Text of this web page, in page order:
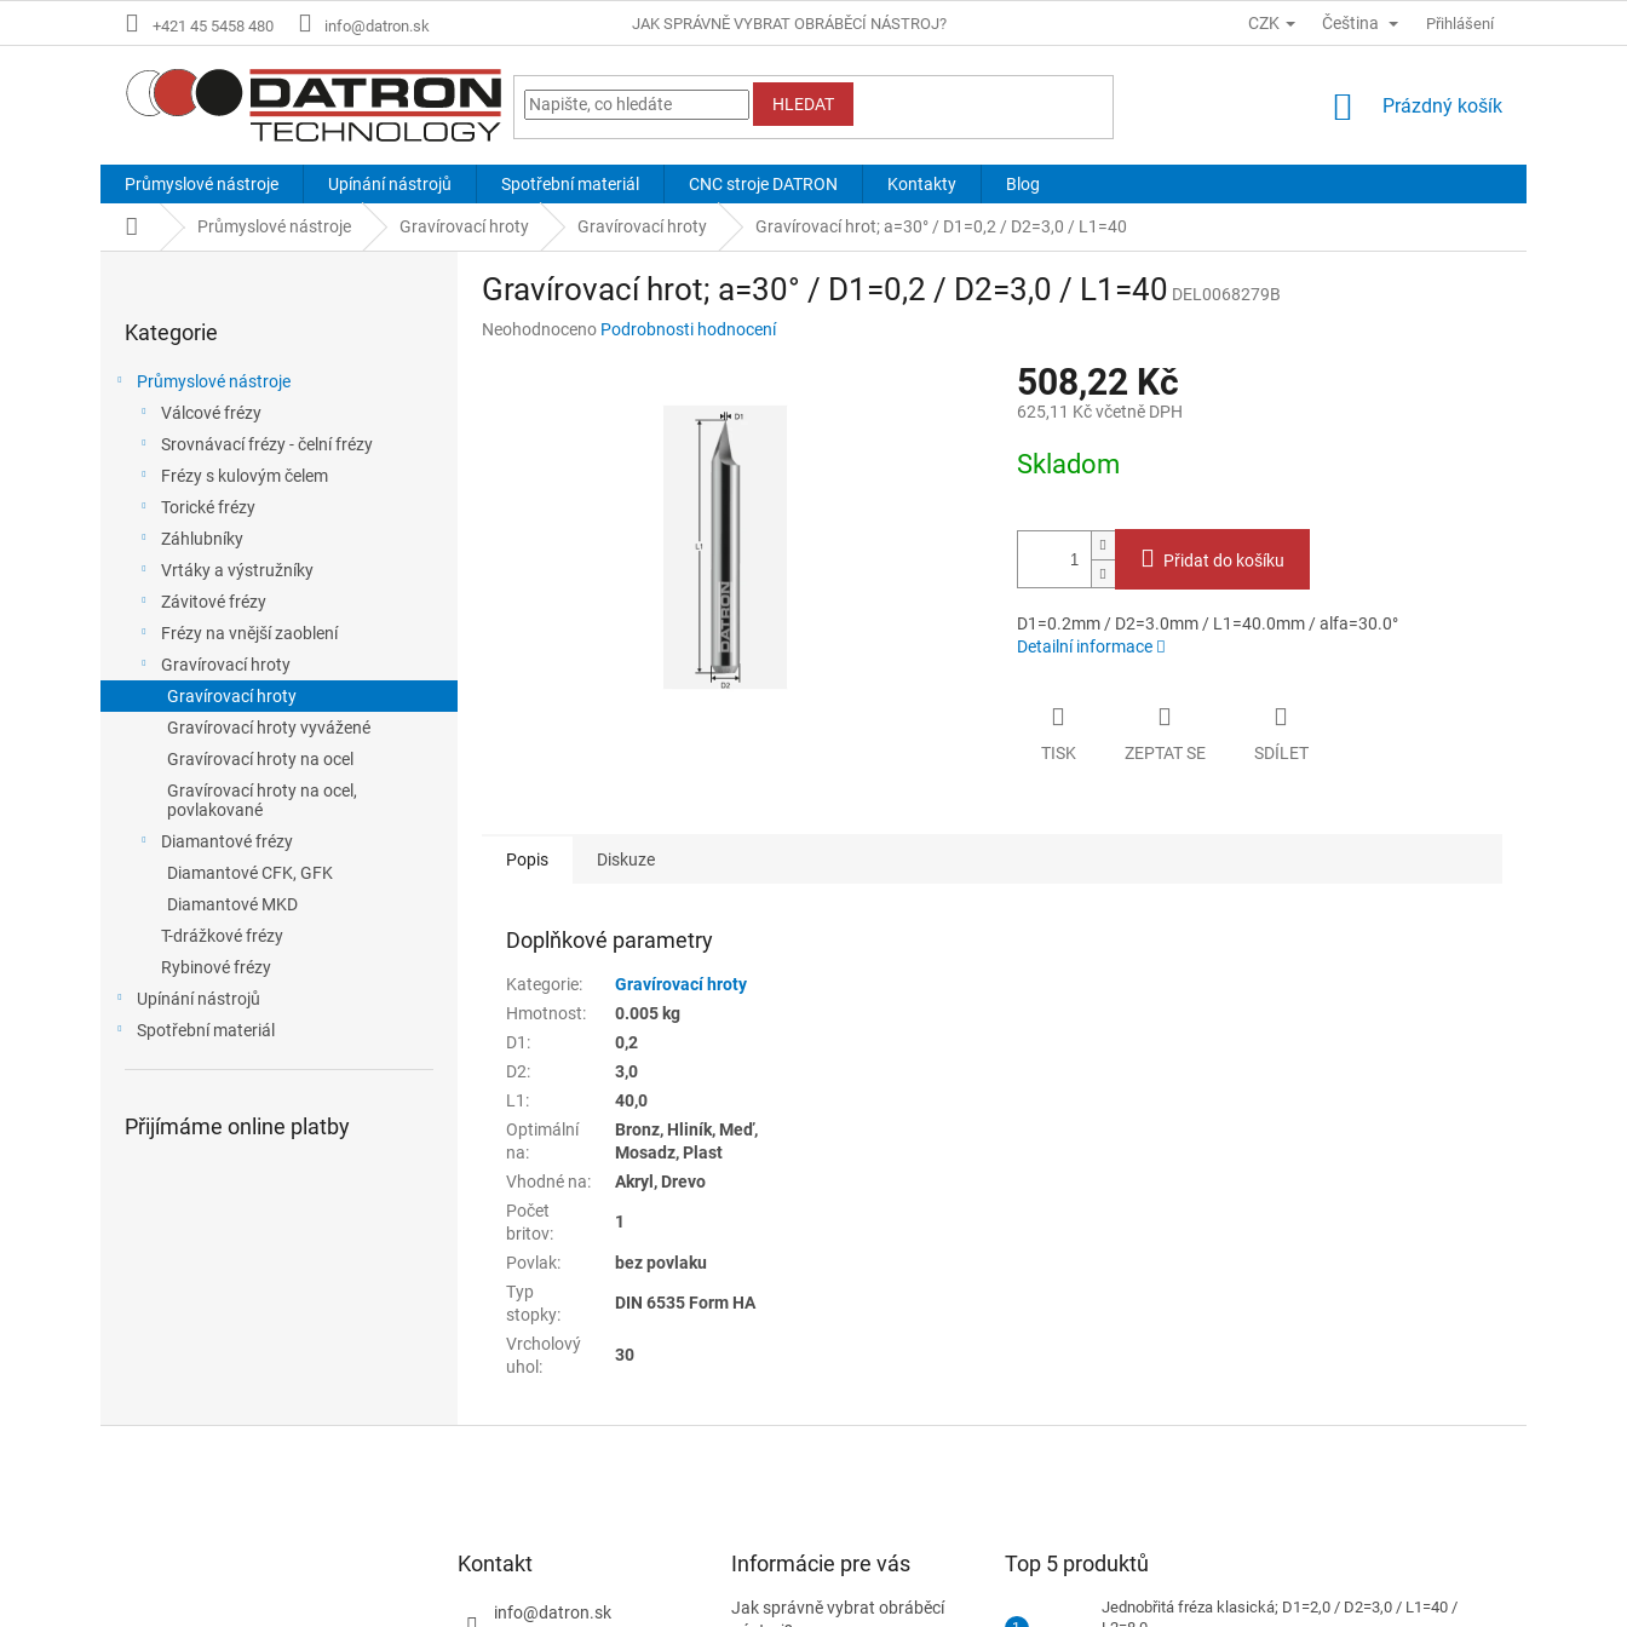
+421 45 5458 480 info@datron.sk JAK SPRÁVNĚ VYBRAT OBRÁBĚCÍ NÁSTROJ? CZK Čeština Přihlášení
HLEDAT
NÁKUPNÍ
Prázdný košík
Průmyslové nástroje Upínání nástrojů Spotřební materiál CNC stroje DATRON Kontakty Blog
Domů Průmyslové nástroje Gravírovací hroty Gravírovací hroty Gravírovací hrot; a=30° / D1=0,2 / D2=3,0 / L1=40
kategorie
Kategorie
Průmyslové nástroje
Válcové frézy
Srovnávací frézy - čelní frézy
Frézy s kulovým čelem
Torické frézy
Záhlubníky
Vrtáky a výstružníky
Závitové frézy
Frézy na vnější zaoblení
Gravírovací hroty
Gravírovací hroty
Gravírovací hroty vyvážené
Gravírovací hroty na ocel
Gravírovací hroty na ocel,
povlakované
Diamantové frézy
Diamantové CFK, GFK
Diamantové MKD
T-drážkové frézy
Rybinové frézy
Upínání nástrojů
Spotřební materiál
Přijímáme online platby
Gravírovací hrot; a=30° / D1=0,2 / D2=3,0 / L1=40 DEL0068279B
Průměrné
Neohodnoceno Podrobnosti hodnocení
508,22 Kč
625,11 Kč včetně DPH
cena:
Skladom
Přidat do košíku
D1=0.2mm / D2=3.0mm / L1=40.0mm / alfa=30.0°
Detailní informace
TISK ZEPTAT SE SDÍLET
Popis Diskuze
Doplňkové parametry
Kategorie:
Gravírovací hroty
Hmotnost:
0.005 kg
D1 :
0,2
D2:
3,0
L1 :
40,0
Optimální
na:
Bronz, Hliník, Meď,
Mosadz, Plast
Vhodné na:
Akryl, Drevo
Počet
britov:
1
Povlak:
bez povlaku
Typ
stopky:
DIN 6535 Form HA
Vrcholový
uhol :
30
Kontakt
info@datron.sk
Informácie pre vás
Jak správně vybrat obráběcí
Top 5 produktů
Jednobřitá fréza klasická; D1=2,0 / D2=3,0 / L1=40 /